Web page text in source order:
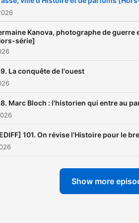
aider ses
plaisir de
animé par
agrégé
Contact :
Kanova, photographe de guerre
série]
La conquête de l'ouest
Marc Bloch : l'historien qui entre au
101. On révise l'Histoire pour le
Show more